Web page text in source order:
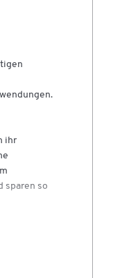
ihr
sparen so